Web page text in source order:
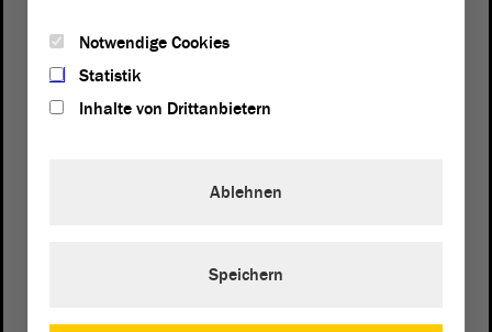
Notwendige Cookies
Statistik
Inhalte von Drittanbietern
Ablehnen
Speichern